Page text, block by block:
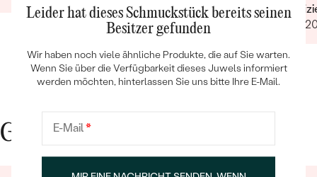
Gute Gründe für Eppi
Leider hat dieses Schmuckstück bereits seinen
Besitzer gefunden
Wir haben noch viele ähnliche Produkte, die auf Sie warten.
Wenn Sie über die Verfügbarkeit dieses Juwels informiert
werden möchten, hinterlassen Sie uns bitte Ihre E-Mail.
E-Mail*